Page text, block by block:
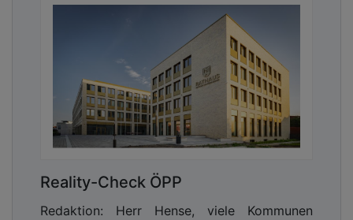
Reality-Check ÖPP
Redaktion: Herr Hense, viele Kommunen